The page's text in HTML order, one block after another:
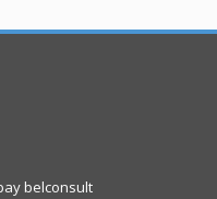
belconsult